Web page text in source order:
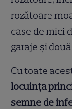
rozătoare
case de mici
garaje și
Cu toate
locuința
semne de